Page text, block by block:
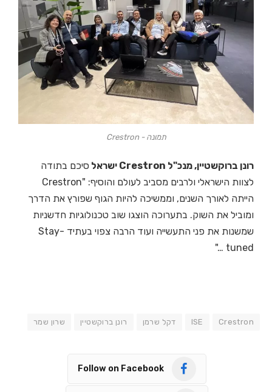
תמונה - Crestron
רונן ברוקשטיין, מנכ"ל Crestron ישראל
סיכם בתודה
לצוות הישראלי ולרבים מסביב לעולם והוסיף: "Crestron
הייתה לאורך השנים, וממשיכה להיות הגוף שפורץ את הדרך
ומוביל את השוק. בתערוכה הוצגו שוב טכנולוגיות חדשניות
שמשנות את פני התעשייה ועוד הרבה צפוי בעתיד -Stay
tuned …"
Crestron
ISE דקל שרמן רונן ברוקשטיין שרון שמר
Follow on Facebook